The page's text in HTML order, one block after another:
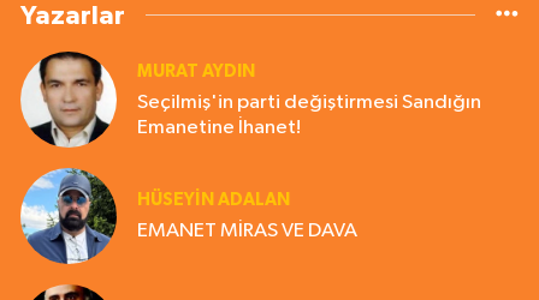
Yazarlar
MURAT AYDIN
Seçilmiş'in parti değiştirmesi Sandığın
Emanetine İhanet!
HÜSEYIN ADALAN
EMANET MİRAS VE DAVA